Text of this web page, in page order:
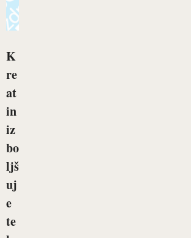
K
re
at
in
iz
bo
ljš
uj
e
te